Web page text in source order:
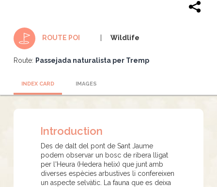
ROUTE POI Wildlife
Route: Passejada naturalista per Tremp
INDEX CARD IMAGES
Introduction
Des de dalt del pont de Sant Jaume
podem observar un bosc de ribera lligat
per l'Heura (Hedera helix) que junt amb
diverses espècies arbustives li confereixen
un aspecte selvàtic. La fauna que es deixa